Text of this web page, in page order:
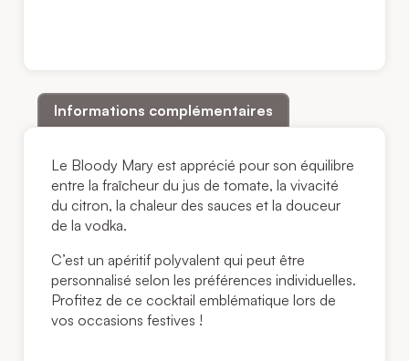
Informations complémentaires
Le Bloody Mary est apprécié pour son équilibre
entre la fraîcheur du jus de tomate, la vivacité
du citron, la chaleur des sauces et la douceur
de la vodka.
C’est un apéritif polyvalent qui peut être
personnalisé selon les préférences individuelles.
Profitez de ce cocktail emblématique lors de
vos occasions festives !